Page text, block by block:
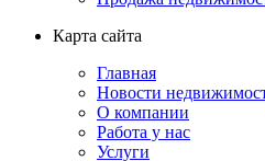
Карта сайта
Главная
Новости
О компании
Работа у нас
Услуги